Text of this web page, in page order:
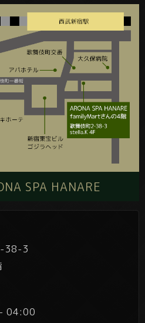
SPA HANARE
38-3
04:00